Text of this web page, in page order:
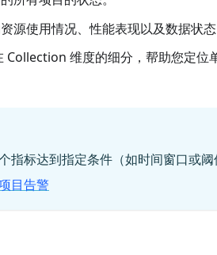
源使用情况、性能表现以及数据状态
Collection 维度的细分，帮助您定
指标达到指定条件（如时间窗口或
目告警